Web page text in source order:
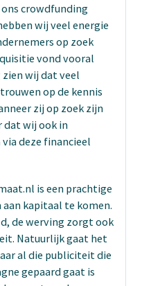
crowdfunding
wij veel energie
op zoek
vond vooral
zien wij dat veel
op de kennis
zij op zoek zijn
dat wij ook in
deze financieel
is een prachtige
kapitaal te komen.
de werving zorgt ook
Natuurlijk gaat het
al die publiciteit die
gepaard gaat is